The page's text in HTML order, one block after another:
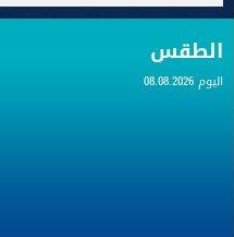
الطقس
اليوم 08.08.2026